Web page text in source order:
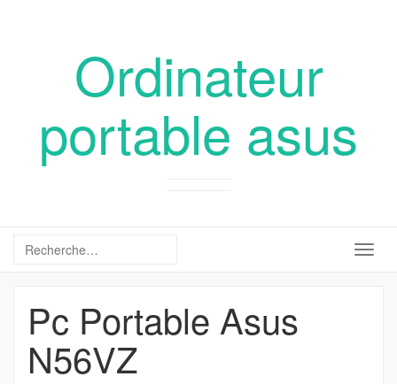
Ordinateur
portable asus
Pc Portable Asus
N56VZ